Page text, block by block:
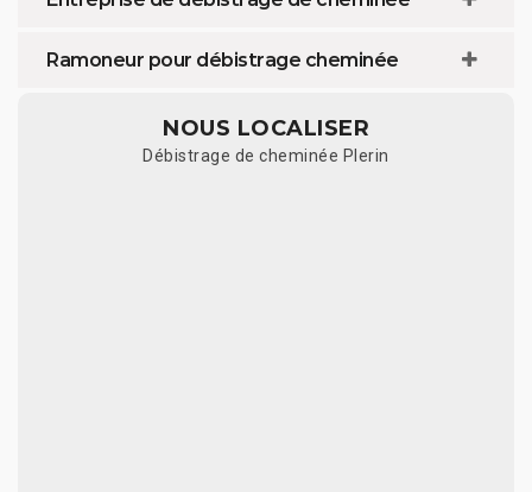
Ramoneur pour débistrage cheminée
NOUS LOCALISER
Débistrage de cheminée Plerin